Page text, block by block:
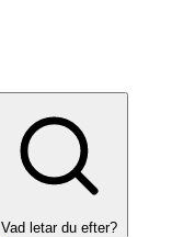
Vad letar du efter?